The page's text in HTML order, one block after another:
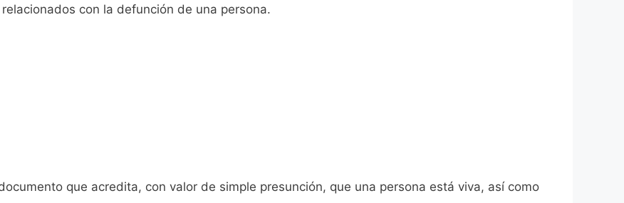
con la defunción de una persona.
que acredita, con valor de simple presunción, que una persona está viva, así como